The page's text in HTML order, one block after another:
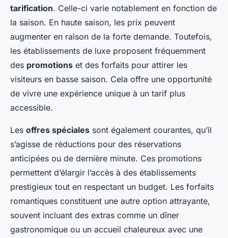
tarification. Celle-ci varie notablement en fonction de
la saison. En haute saison, les prix peuvent
augmenter en raison de la forte demande. Toutefois,
les établissements de luxe proposent fréquemment
des promotions et des forfaits pour attirer les
visiteurs en basse saison. Cela offre une opportunité
de vivre une expérience unique à un tarif plus
accessible.
Les offres spéciales sont également courantes, qu’il
s’agisse de réductions pour des réservations
anticipées ou de dernière minute. Ces promotions
permettent d’élargir l’accès à des établissements
prestigieux tout en respectant un budget. Les forfaits
romantiques constituent une autre option attrayante,
souvent incluant des extras comme un dîner
gastronomique ou un accueil chaleureux avec une